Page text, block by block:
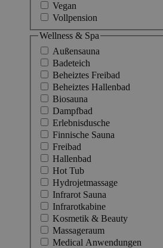
Vegan
Vollpension
Wellness & Spa
Außensauna
Badeteich
Beheiztes Freibad
Beheiztes Hallenbad
Biosauna
Dampfbad
Erlebnisdusche
Finnische Sauna
Freibad
Hallenbad
Hot Tub
Hydrojetmassage
Infrarot Sauna
Infrarotkabine
Kosmetik & Beauty
Massageraum
Medical Anwendungen